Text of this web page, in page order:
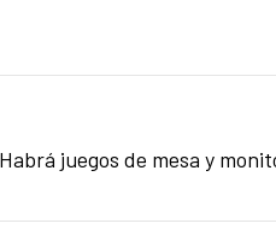
juegos de mesa y